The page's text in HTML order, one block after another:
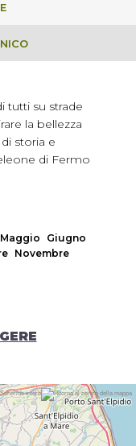
tutti su strade
la bellezza
storia e
di Fermo
Maggio
Giugno
Novembre